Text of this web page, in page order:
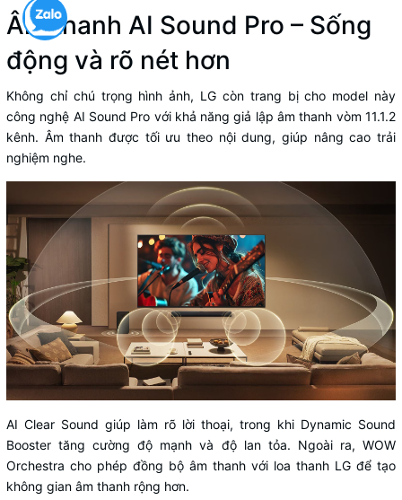
Âm thanh AI Sound Pro – Sống
động và rõ nét hơn
Không chỉ chú trọng hình ảnh, LG còn trang bị cho model này
công nghệ AI Sound Pro với khả năng giả lập âm thanh vòm 11.1.2
kênh. Âm thanh được tối ưu theo nội dung, giúp nâng cao trải
nghiệm nghe.
AI Clear Sound giúp làm rõ lời thoại, trong khi Dynamic Sound
Booster tăng cường độ mạnh và độ lan tỏa. Ngoài ra, WOW
Orchestra cho phép đồng bộ âm thanh với loa thanh LG để tạo
không gian âm thanh rộng hơn.